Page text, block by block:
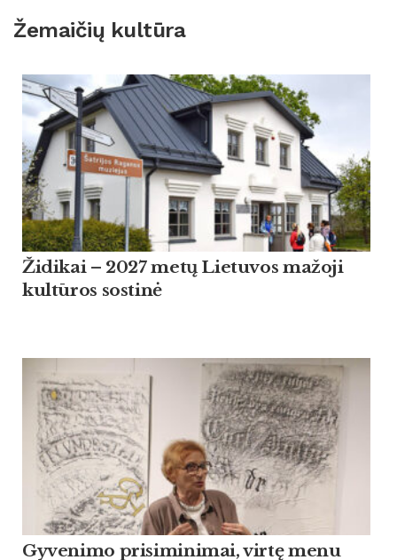
Žemaičių kultūra
Židikai – 2027 metų Lietuvos mažoji
kultūros sostinė
Gyvenimo prisiminimai, virtę menu